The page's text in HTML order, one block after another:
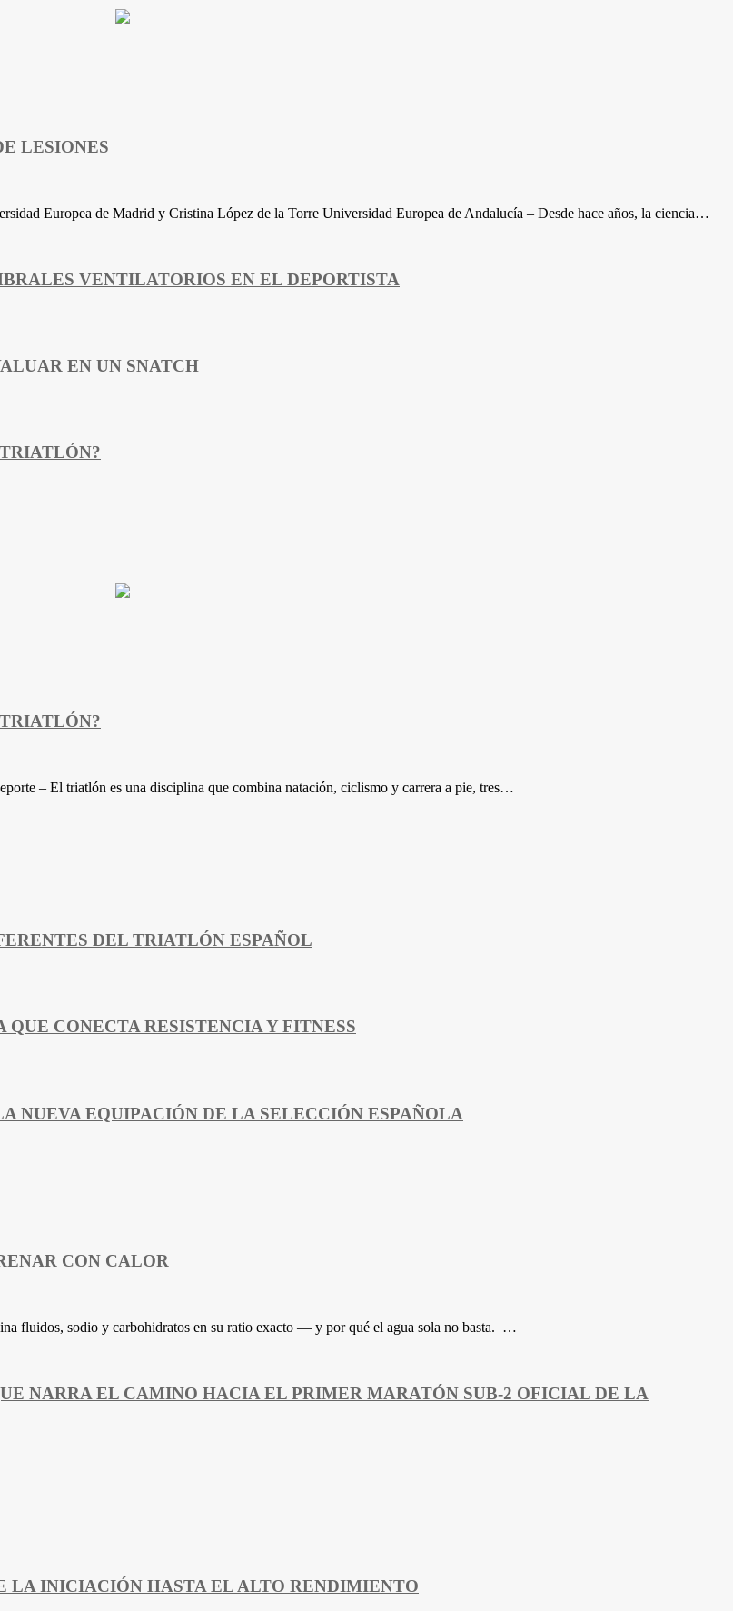
LESIONES
Europea de Madrid y Cristina López de la Torre Universidad Europea de Andalucía – Desde hace años, la ciencia…
VENTILATORIOS EN EL DEPORTISTA
EN UN SNATCH
– El triatlón es una disciplina que combina natación, ciclismo y carrera a pie, tres…
DEL TRIATLÓN ESPAÑOL
CONECTA RESISTENCIA Y FITNESS
NUEVA EQUIPACIÓN DE LA SELECCIÓN ESPAÑOLA
CON CALOR
fluidos, sodio y carbohidratos en su ratio exacto — y por qué el agua sola no basta. …
NARRA EL CAMINO HACIA EL PRIMER MARATÓN SUB-2 OFICIAL DE LA
LA INICIACIÓN HASTA EL ALTO RENDIMIENTO